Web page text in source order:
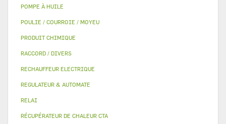
POMPE À HUILE
POULIE / COURROIE / MOYEU
PRODUIT CHIMIQUE
RACCORD / DIVERS
RECHAUFFEUR ELECTRIQUE
REGULATEUR & AUTOMATE
RELAI
RÉCUPÉRATEUR DE CHALEUR CTA